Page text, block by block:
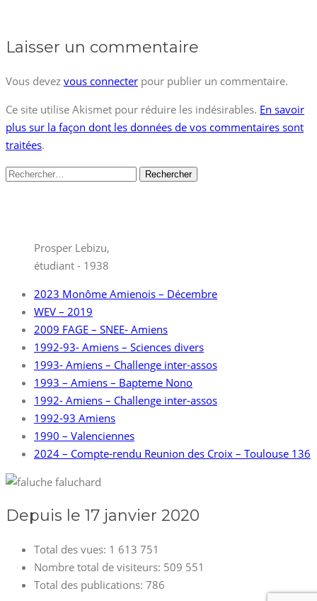
Laisser un commentaire
Vous devez vous connecter pour publier un commentaire.
Ce site utilise Akismet pour réduire les indésirables. En savoir
plus sur la façon dont les données de vos commentaires sont
traitées.
Rechercher :
Prosper Lebizu,
étudiant - 1938
2023 Monôme Amienois – Décembre
WEV – 2019
2009 FAGE – SNEE- Amiens
1992-93- Amiens – Sciences divers
1993- Amiens – Challenge inter-assos
1993 – Amiens – Bapteme Nono
1992- Amiens – Challenge inter-assos
1992-93 Amiens
1990 – Valenciennes
2024 – Compte-rendu Reunion des Croix – Toulouse 136
Depuis le 17 janvier 2020
Total des vues: 1 613 751
Nombre total de visiteurs: 509 551
Total des publications: 786